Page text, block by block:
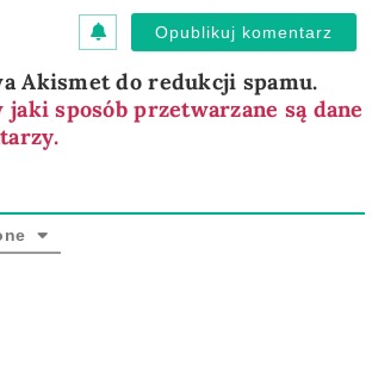
Akismet do redukcji spamu.
sposób przetwarzane są dane